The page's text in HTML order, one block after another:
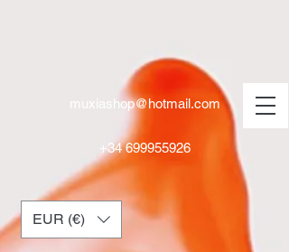
+34 699955926
EUR (€)
muxiashop@hotmail.com